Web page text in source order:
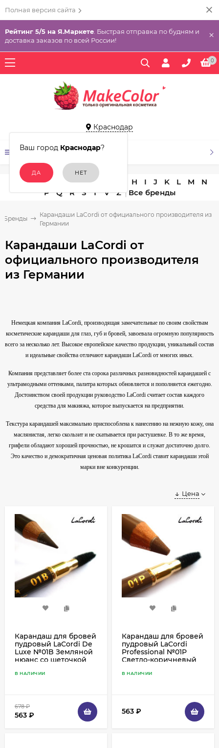
Полная версия сайта
Рейтинг 5/5 на Я.Маркете . Быстрая отправка по будням и
доставка заказов по всей России!
×
0
Краснодар
Ваш город Краснодар?
КАТАЛОГ ТОВАРОВ
A C D E H I J K L M
N
P
Q R S T V Z
Бренды
Карандаши LaCordi от официального производителя из
Германии
Карандаши LaCordi от
официального производителя
из Германии
Немецкая компания LaCordi, производящая замечательные по своим свойствам
косметические карандаши для глаз, губ и бровей, завоевала огромную популярность
всего за несколько лет. Высокое европейское качество продукции, уникальный состав
и идеальные свойства отличают карандаши LaCordi от многих иных.
Компания представляет более ста сорока различных разновидностей карандашей с
ультрамодными оттенками, палитра которых обновляется и пополняется ежегодно.
Достоинством своей продукции руководство LaCordi считает состав каждого
средства для макияжа, которое выпускается на предприятии.
Текстура карандашей максимально приспособлена к нанесению на нежную кожу, она
маслянистая, легко скользит и не скатывается при растушевке. В то же время,
грифели обладают хорошей прочностью, не крошатся и служат достаточно долго.
Это качество и демократичная ценовая политика LaCordi ставит карандаши этой
марки вне конкуренции.
Цена
Карандаш для бровей
пудровый LaCordi De
Luxe №01B Земляной
нюанс со щеточкой
В НАЛИЧИИ
678₽
563 ₽
Карандаш для бровей
пудровый LaCordi
Professional №01P
Светло-коричневый
В НАЛИЧИИ
563 ₽